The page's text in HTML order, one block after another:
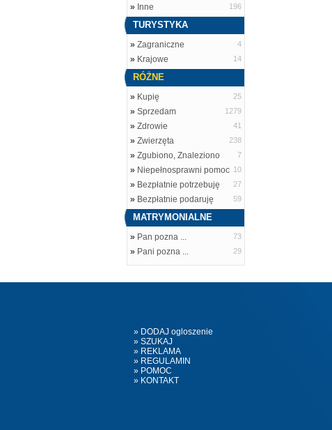
» Inne 196
TURYSTYKA
» Zagraniczne 4
» Krajowe 14
RÓŻNE
» Kupię 25
» Sprzedam 1279
» Zdrowie 41
» Zwierzęta 238
» Zgubiono, Znaleziono 7
» Niepełnosprawni pomoc 10
» Bezpłatnie potrzebuję 27
» Bezpłatnie podaruję 59
MATRYMONIALNE
» Pan pozna ... 73
» Pani pozna ... 29
» DODAJ ogloszenie
» SZUKAJ
» REKLAMA
» REGULAMIN
» POMOC
» KONTAKT